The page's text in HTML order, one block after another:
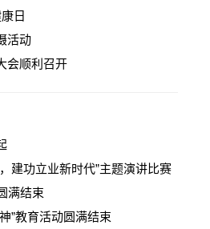
日
活动
会顺利召开
建功立业新时代”主题演讲比赛
满结束
”教育活动圆满结束